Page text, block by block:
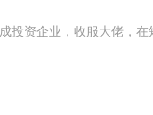
资企业，收服大佬，